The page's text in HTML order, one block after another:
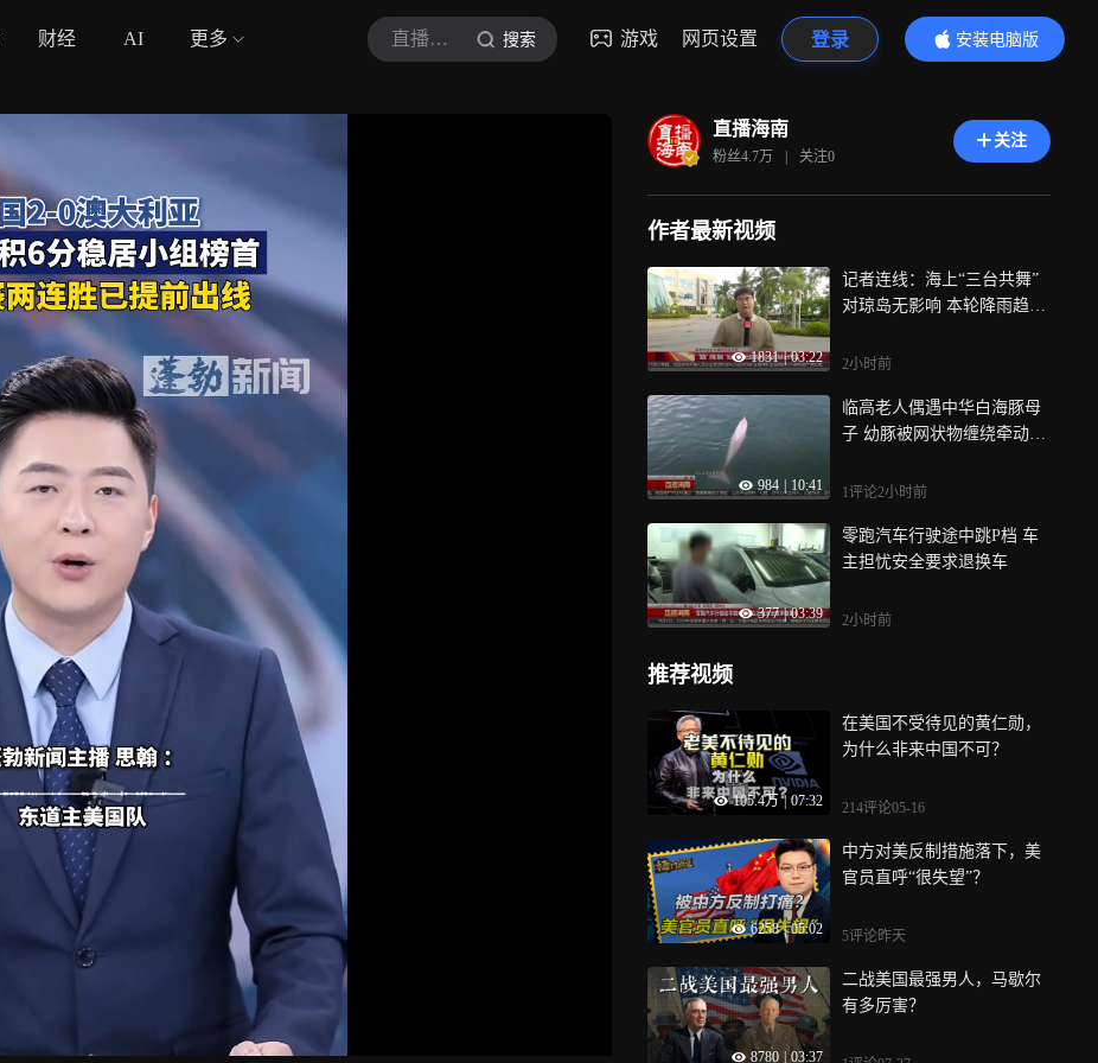
财经 AI 更多 直播海南 搜索 游戏 网页设置 登录
安装电脑版
内容更精彩
直播海南
粉丝4.7万 | 关注0
关注
作者最新视频
1831 | 03:22
记者连线：海上“三台共舞”
对琼岛无影响 本轮降雨趋弱
2小时前
984 10:41
临高老人偶遇中华白海豚母
子 幼豚被网状物缠绕牵动网
1评论2小时前
377 | 03:39
零跑汽车行驶途中跳P档 车
主担忧安全要求退换车
2小时前
推荐视频
105.4万 | 07:32
在美国不受待见的黄仁勋，
为什么非来中国不可？
214评论05-16
6258 | 05:02
中方对美反制措施落下，美
官员直呼“很失望”？
5评论昨天
8780 03:37
二战美国最强男人，马歇尔
有多厉害？